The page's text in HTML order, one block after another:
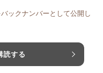
ックナンバーとして公開し
読する